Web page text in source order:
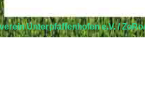
Unterpfaffenhofen e.V./